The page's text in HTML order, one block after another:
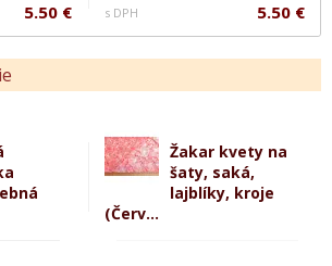
5.50 € s DPH 5.50 €
Žakar kvety na
šaty, saká,
lajblíky, kroje
(Červ...